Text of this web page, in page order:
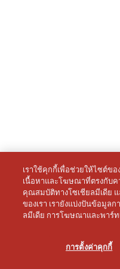
เราใช้คุกกี้เพื่อช่วยให้ไซต์ขอ
เนื้อหาและโฆษณาที่ตรงกับค
คุณสมบัติทางโซเชียลมีเดีย แ
ของเรา เรายังแบ่งปันข้อมูล
ลมีเดีย การโฆษณาและพาร์ท
การตั้งค่าคุกกี้